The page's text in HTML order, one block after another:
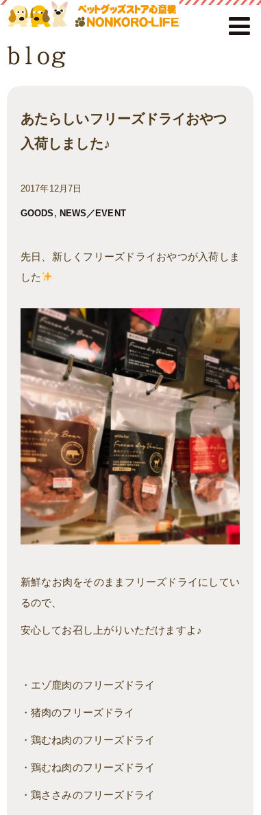
あたらしいフリーズドライおやつ
入荷しました♪
2017年12月7日
GOODS , NEWS／EVENT
先日、新しくフリーズドライおやつが入荷しま
した
新鮮なお肉をそのままフリーズドライにしてい
るので、
安心してお召し上がりいただけますよ♪
・エゾ鹿肉のフリーズドライ
・猪肉のフリーズドライ
・鶏むね肉のフリーズドライ
・鶏むね肉のフリーズドライ
・鶏ささみのフリーズドライ